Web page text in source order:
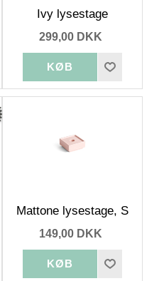
Ivy lysestage
299,00 DKK
Mattone lysestage, S
149,00 DKK